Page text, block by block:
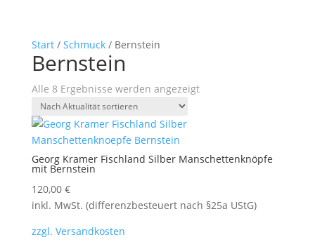
Start/ Schmuck/ Bernstein
Bernstein
Alle 8 Ergebnisse werden angezeigtNach
Georg Kramer Fischland Silber Manschettenknöpfe
mit Bernstein
120,00 €
inkl. MwSt. (differenzbesteuert nach §25a UStG)
zzgl. Versandkosten